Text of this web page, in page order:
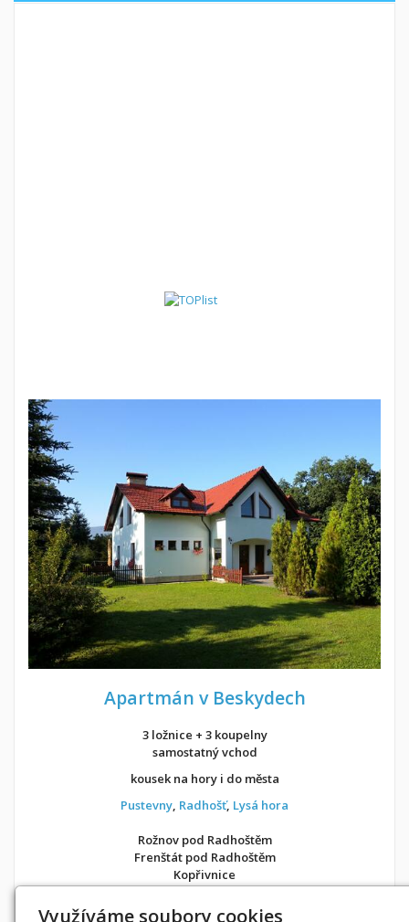
Apartmán v Beskydech
3 ložnice + 3 koupelny
samostatný vchod
kousek na hory i do města
Pustevny, Radhošť, Lysá hora
Rožnov pod Radhoštěm
Frenštát pod Radhoštěm
Kopřivnice
Využíváme soubory cookies